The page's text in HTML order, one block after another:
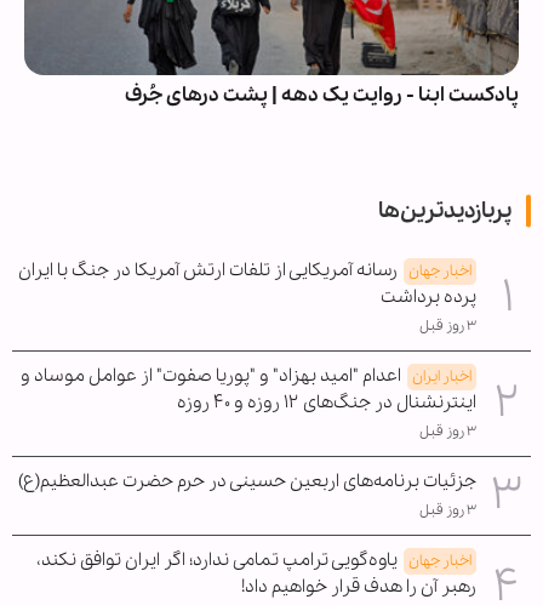
پادکست ابنا - روایت یک دهه | پشت درهای جُرف
پربازدیدترین‌ها
اخبار جهان رسانه آمریکایی از تلفات ارتش آمریکا در جنگ با ایران
پرده برداشت
۳ روز قبل
اخبار ایران اعدام "امید بهزاد" و "پوریا صفوت" از عوامل موساد و
اینترنشنال در جنگ‌های ۱۲ روزه و ۴۰ روزه
۳ روز قبل
جزئیات برنامه‌های اربعین حسینی در حرم حضرت عبدالعظیم(ع)
۳ روز قبل
اخبار جهان یاوه‌گویی ترامپ تمامی ندارد؛ اگر ایران توافق نکند،
رهبر آن را هدف قرار خواهیم داد!